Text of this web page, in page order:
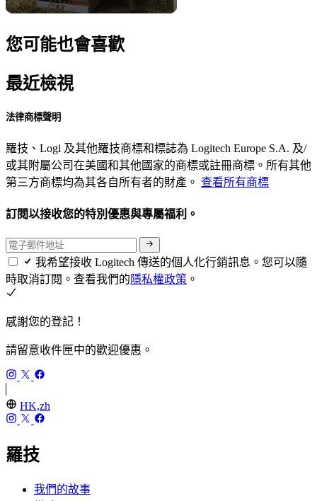
您可能也會喜歡
最近檢視
法律商標聲明
羅技、Logi 及其他羅技商標和標誌為 Logitech Europe S.A. 及/
或其附屬公司在美國和其他國家的商標或註冊商標。所有其他
第三方商標均為其各自所有者的財產。 查看所有商標
訂閱以接收您的特別優惠與專屬福利。
我希望接收 Logitech 傳送的個人化行銷訊息。您可以隨
時取消訂閱。查看我們的隱私權政策 。
感謝您的登記！
請留意收件匣中的歡迎優惠。
HK,zh
羅技
我們的故事